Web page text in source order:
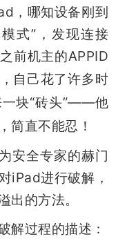
，哪知设备刚到
式”，发现连接
前机主的APPID
自己花了许多时
一块“砖头”——他
简直不能忍！
安全专家的赫门
iPad进行破解，
出的方法。
解过程的描述：